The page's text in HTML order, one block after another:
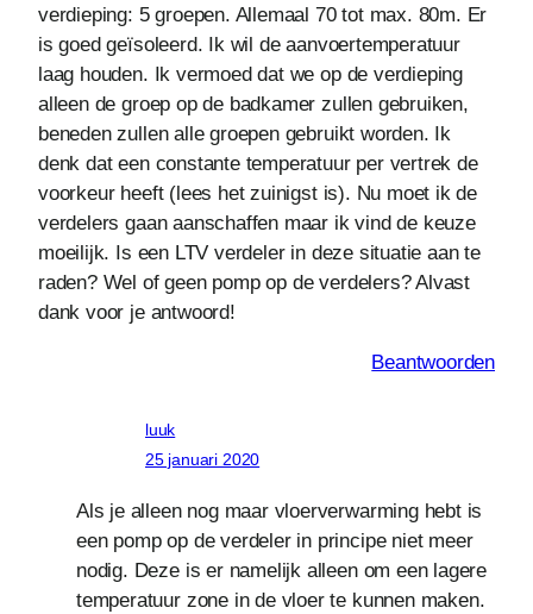
verdieping: 5 groepen. Allemaal 70 tot max. 80m. Er
is goed geïsoleerd. Ik wil de aanvoertemperatuur
laag houden. Ik vermoed dat we op de verdieping
alleen de groep op de badkamer zullen gebruiken,
beneden zullen alle groepen gebruikt worden. Ik
denk dat een constante temperatuur per vertrek de
voorkeur heeft (lees het zuinigst is). Nu moet ik de
verdelers gaan aanschaffen maar ik vind de keuze
moeilijk. Is een LTV verdeler in deze situatie aan te
raden? Wel of geen pomp op de verdelers? Alvast
dank voor je antwoord!
Beantwoorden
luuk
25 januari 2020
Als je alleen nog maar vloerverwarming hebt is
een pomp op de verdeler in principe niet meer
nodig. Deze is er namelijk alleen om een lagere
temperatuur zone in de vloer te kunnen maken.